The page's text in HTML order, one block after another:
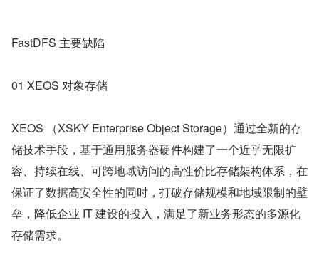
FastDFS 主要缺陷
01 XEOS 对象存储
XEOS （XSKY Enterprise Object Storage）通过全新的存
储技术手段，基于通用服务器硬件构建了一个近乎无限扩
容、持续在线、可跨地域访问的高性价比存储架构体系，在
保证了数据高安全性的同时，打破存储规模和地域限制的壁
垒，降低企业 IT 建设的投入，满足了新业务形态的多源化
存储需求。